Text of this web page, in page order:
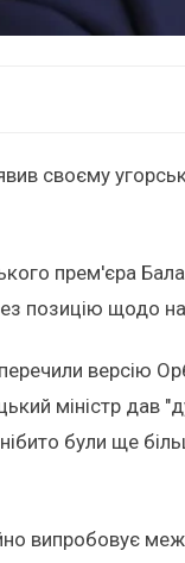
своєму
прем'єра
позицію щодо
версію
міністр
нібито були ще
випробовує